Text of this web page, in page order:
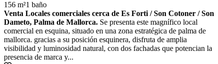
156 m²1 baño
Venta Locales comerciales cerca de Es Forti / Son Cotoner / Son
Dameto, Palma de Mallorca. Se presenta este magnífico local
comercial en esquina, situado en una zona estratégica de palma de
mallorca. gracias a su posición esquinera, disfruta de amplia
visibilidad y luminosidad natural, con dos fachadas que potencian la
presencia de marca y...